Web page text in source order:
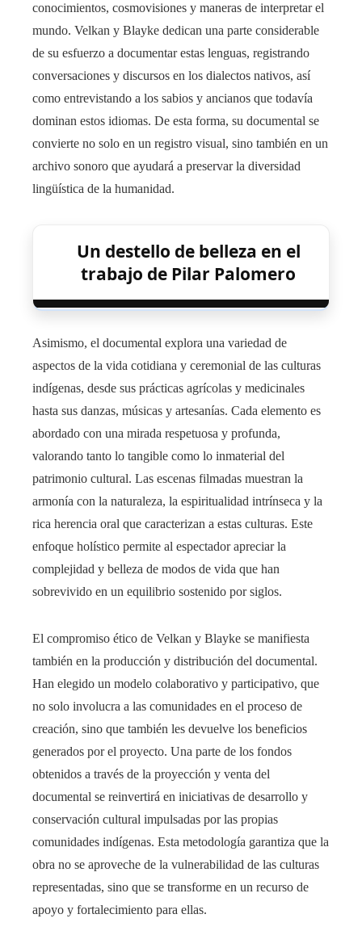
conocimientos, cosmovisiones y maneras de interpretar el
mundo. Velkan y Blayke dedican una parte considerable
de su esfuerzo a documentar estas lenguas, registrando
conversaciones y discursos en los dialectos nativos, así
como entrevistando a los sabios y ancianos que todavía
dominan estos idiomas. De esta forma, su documental se
convierte no solo en un registro visual, sino también en un
archivo sonoro que ayudará a preservar la diversidad
lingüística de la humanidad.
Un destello de belleza en el
trabajo de Pilar Palomero
Asimismo, el documental explora una variedad de
aspectos de la vida cotidiana y ceremonial de las culturas
indígenas, desde sus prácticas agrícolas y medicinales
hasta sus danzas, músicas y artesanías. Cada elemento es
abordado con una mirada respetuosa y profunda,
valorando tanto lo tangible como lo inmaterial del
patrimonio cultural. Las escenas filmadas muestran la
armonía con la naturaleza, la espiritualidad intrínseca y la
rica herencia oral que caracterizan a estas culturas. Este
enfoque holístico permite al espectador apreciar la
complejidad y belleza de modos de vida que han
sobrevivido en un equilibrio sostenido por siglos.
El compromiso ético de Velkan y Blayke se manifiesta
también en la producción y distribución del documental.
Han elegido un modelo colaborativo y participativo, que
no solo involucra a las comunidades en el proceso de
creación, sino que también les devuelve los beneficios
generados por el proyecto. Una parte de los fondos
obtenidos a través de la proyección y venta del
documental se reinvertirá en iniciativas de desarrollo y
conservación cultural impulsadas por las propias
comunidades indígenas. Esta metodología garantiza que la
obra no se aproveche de la vulnerabilidad de las culturas
representadas, sino que se transforme en un recurso de
apoyo y fortalecimiento para ellas.